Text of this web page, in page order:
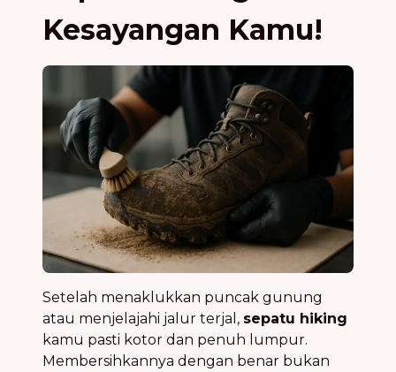
Kesayangan Kamu!
Setelah menaklukkan puncak gunung
atau menjelajahi jalur terjal, sepatu hiking
kamu pasti kotor dan penuh lumpur.
Membersihkannya dengan benar bukan